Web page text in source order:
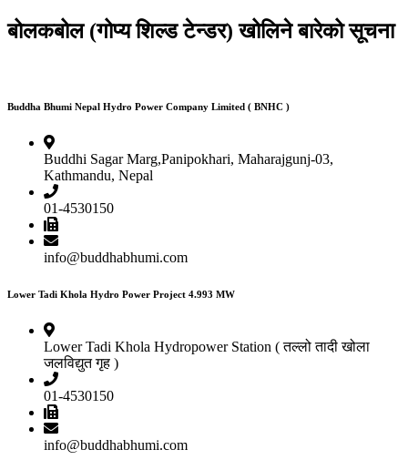
बोलकबोल (गोप्य शिल्ड टेन्डर) खोलिने बारेको सूचना
Buddha Bhumi Nepal Hydro Power Company Limited ( BNHC )
Buddhi Sagar Marg,Panipokhari, Maharajgunj-03,
Kathmandu, Nepal
01-4530150
info@buddhabhumi.com
Lower Tadi Khola Hydro Power Project 4.993 MW
Lower Tadi Khola Hydropower Station ( तल्लो तादी खोला
जलविद्युत गृह )
01-4530150
info@buddhabhumi.com